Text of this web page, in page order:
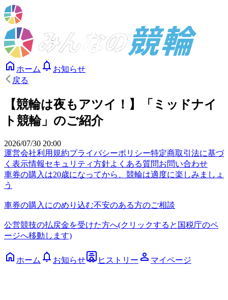
ホーム
お知らせ
戻る
【競輪は夜もアツイ！】「ミッドナイ
ト競輪」のご紹介
2026/07/30 20:00
運営会社利用規約プライバシーポリシー特定商取引法に基づ
く表示情報セキュリティ方針よくある質問お問い合わせ
車券の購入は20歳になってから、競輪は適度に楽しみましょ
う
車券の購入にのめり込む不安のある方のご相談
公営競技の払戻金を受けた方へ(クリックすると国税庁のペ
ージへ移動します)
ホーム お知らせ ヒストリー マイページ